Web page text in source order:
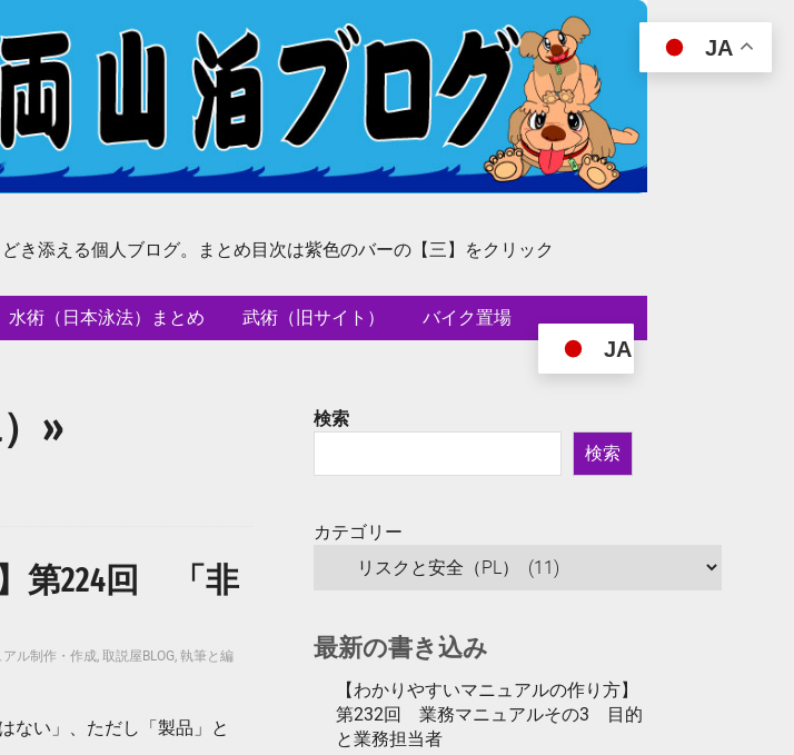
き添える個人ブログ。まとめ目次は紫色のバーの【三】をクリック
水術（日本泳法）まとめ 武術（旧サイト） バイク置場
JA
»
第224回 「非
ル制作・作成, 取説屋BLOG, 執筆と編
ない」、ただし「製品」と
検索
検索
カテゴリー
最新の書き込み
【わかりやすいマニュアルの作り方】
第232回 業務マニュアルその3 目的
と業務担当者
JA